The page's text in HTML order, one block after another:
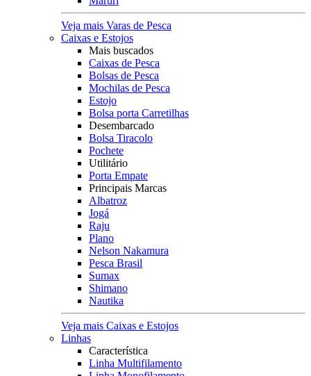
Veja mais Varas de Pesca
Caixas e Estojos
Mais buscados
Caixas de Pesca
Bolsas de Pesca
Mochilas de Pesca
Estojo
Bolsa porta Carretilhas
Desembarcado
Bolsa Tiracolo
Pochete
Utilitário
Porta Empate
Principais Marcas
Albatroz
Jogá
Raju
Plano
Nelson Nakamura
Pesca Brasil
Sumax
Shimano
Nautika
Veja mais Caixas e Estojos
Linhas
Característica
Linha Multifilamento